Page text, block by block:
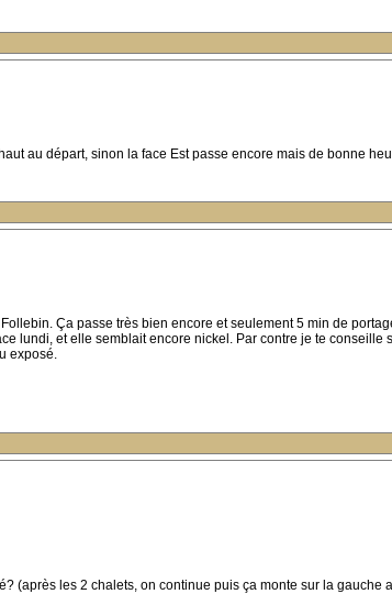
au départ, sinon la face Est passe encore mais de bonne
Ça passe très bien encore et seulement 5 min de
lundi, et elle semblait encore nickel. Par contre je te
exposé.
(après les 2 chalets, on continue puis ça monte sur la gauche